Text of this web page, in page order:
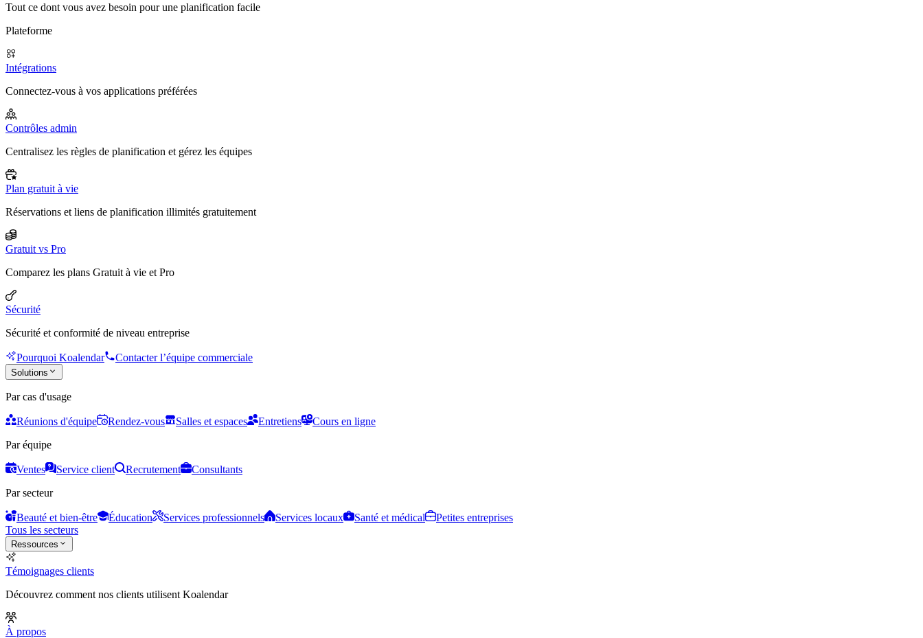
Tout ce dont vous avez besoin pour une planification facile
Plateforme
Intégrations
Connectez-vous à vos applications préférées
Contrôles admin
Centralisez les règles de planification et gérez les équipes
Plan gratuit à vie
Réservations et liens de planification illimités gratuitement
Gratuit vs Pro
Comparez les plans Gratuit à vie et Pro
Sécurité
Sécurité et conformité de niveau entreprise
Pourquoi Koalendar Contacter l’équipe commerciale
Solutions
Par cas d'usage
Réunions d'équipe Rendez-vous Salles et espaces Entretiens
Cours en ligne
Par équipe
Ventes Service client Recrutement
Consultants
Par secteur
Beauté et bien-être Éducation Services professionnels Services locaux Santé et médical
Petites entreprises
Tous les secteurs
Ressources
Témoignages clients
Découvrez comment nos clients utilisent Koalendar
À propos